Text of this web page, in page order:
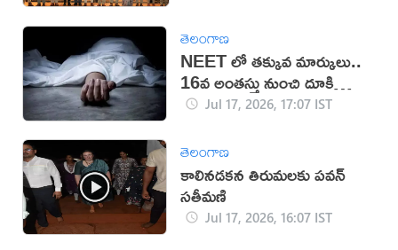
తెలంగాణ
NEET లో తక్కువ మార్కులు..
16వ అంతస్తు నుంచి దూకి
ఆత్మహత్య
Jul 17, 2026, 17:07 IST
తెలంగాణ
కాలినడకన తిరుమలకు పవన్‌
సతీమణి
Jul 17, 2026, 16:07 IST